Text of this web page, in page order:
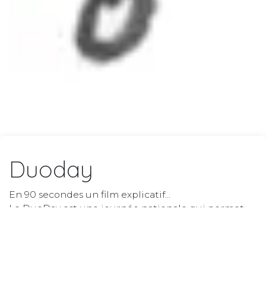
Duoday
En 90 secondes un film explicatif...
Le DuoDay est une journée nationale qui permet